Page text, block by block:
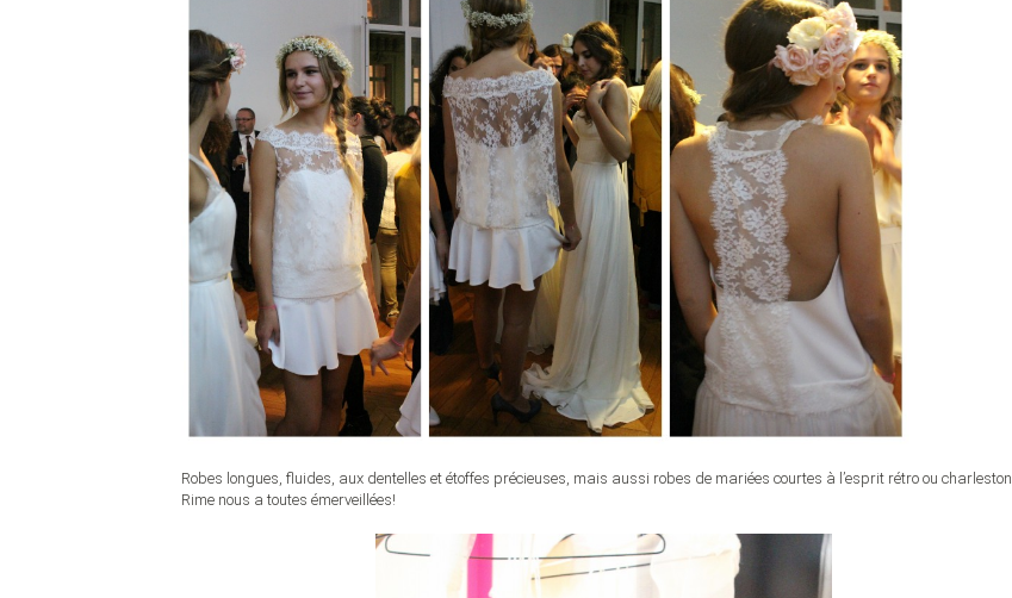
Robes longues, fluides, aux dentelles et étoffes précieuses, mais aussi robes de mariées courtes à l’esprit rétro ou charleston,
Rime nous a toutes émerveillées!